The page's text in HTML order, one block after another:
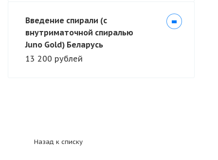
Введение спирали (с
внутриматочной спиралью
Juno Gold) Беларусь
13 200 рублей
Назад к списку